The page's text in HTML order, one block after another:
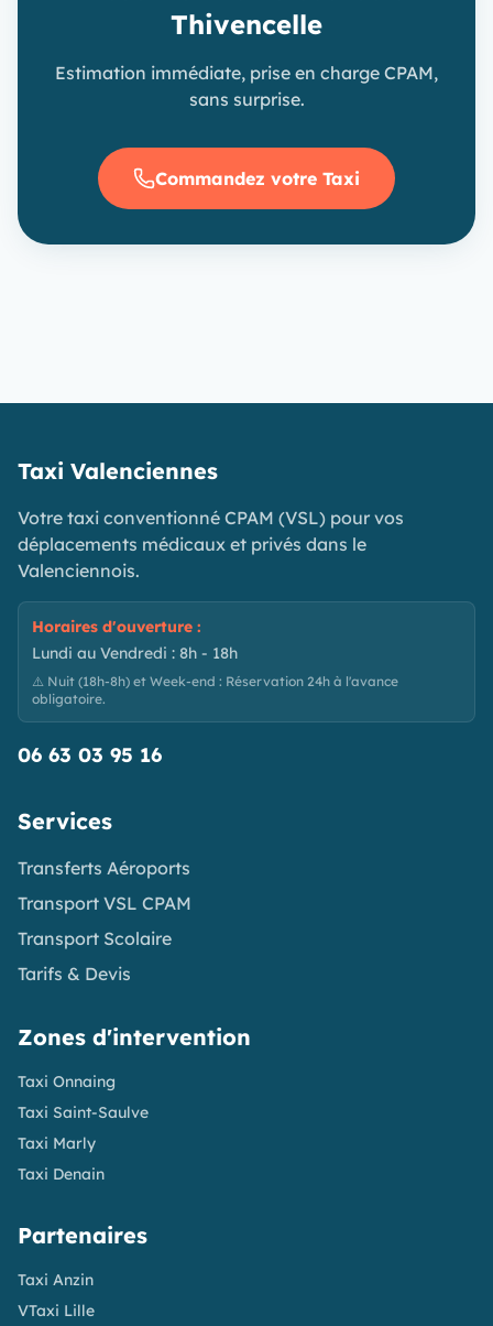
Thivencelle
Estimation immédiate, prise en charge CPAM,
sans surprise.
Commandez votre Taxi
Taxi Valenciennes
Votre taxi conventionné CPAM (VSL) pour vos
déplacements médicaux et privés dans le
Valenciennois.
Horaires d'ouverture :
Lundi au Vendredi : 8h - 18h
⚠️ Nuit (18h-8h) et Week-end : Réservation 24h à l'avance
obligatoire.
06 63 03 95 16
Services
Transferts Aéroports
Transport VSL CPAM
Transport Scolaire
Tarifs & Devis
Zones d'intervention
Taxi Onnaing
Taxi Saint-Saulve
Taxi Marly
Taxi Denain
Partenaires
Taxi Anzin
VTaxi Lille